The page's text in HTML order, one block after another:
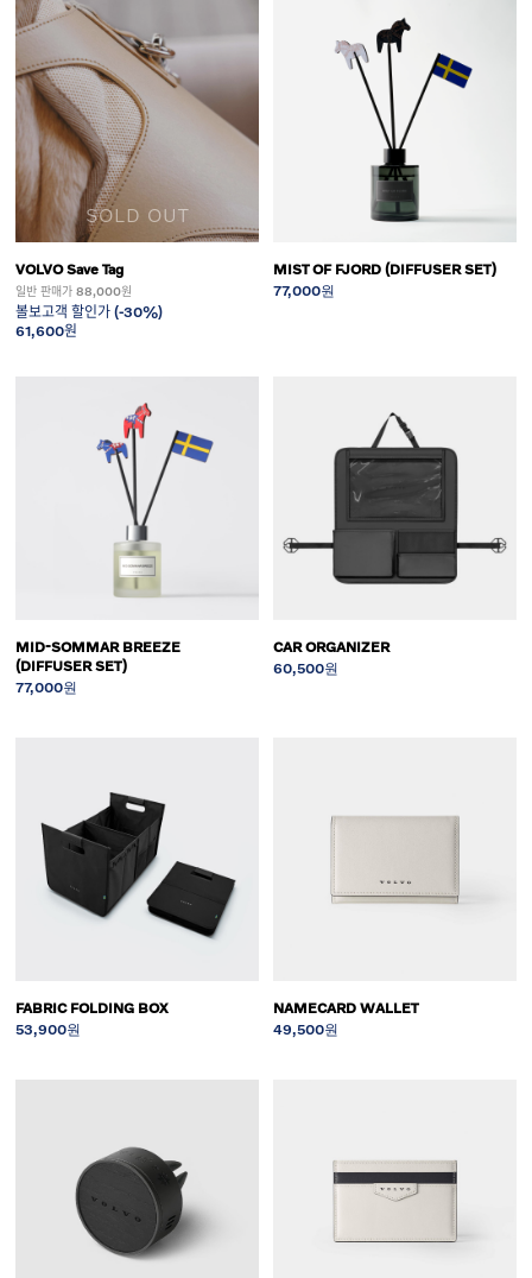
SOLD OUT
VOLVO Save Tag
일반 판매가 88,000원
볼보고객 할인가 (-30%)
61,600원
MIST OF FJORD (DIFFUSER SET)
77,000원
MID-SOMMAR BREEZE
(DIFFUSER SET)
77,000원
CAR ORGANIZER
60,500원
FABRIC FOLDING BOX
53,900원
NAMECARD WALLET
49,500원